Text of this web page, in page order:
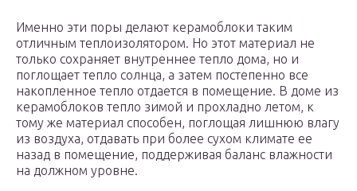
Именно эти поры делают керамоблоки таким
отличным теплоизолятором. Но этот материал не
только сохраняет внутреннее тепло дома, но и
поглощает тепло солнца, а затем постепенно все
накопленное тепло отдается в помещение. В доме из
керамоблоков тепло зимой и прохладно летом, к
тому же материал способен, поглощая лишнюю влагу
из воздуха, отдавать при более сухом климате ее
назад в помещение, поддерживая баланс влажности
на должном уровне.